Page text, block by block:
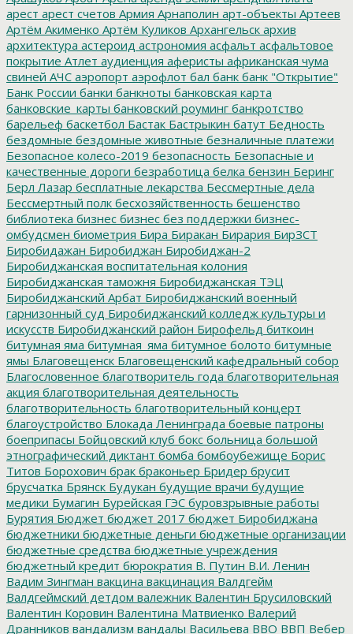
арест арест счетов Армия Арнаполин арт-объекты Артеев
Артём Акименко Артём Куликов Архангельск архив
архитектура астероид астрономия асфальт асфальтовое
покрытие Атлет аудиенция аферисты африканская чума
свиней АЧС аэропорт аэрофлот бал банк банк "Открытие"
Банк России банки банкноты банковская карта
банковские_карты банковский роуминг банкротство
барельеф баскетбол Бастак Бастрыкин батут Бедность
бездомные бездомные животные безналичные платежи
Безопасное колесо-2019 безопасность Безопасные и
качественные дороги безработица белка бензин Беринг
Берл Лазар бесплатные лекарства Бессмертные дела
Бессмертный полк бесхозяйственность бешенство
библиотека бизнес бизнес без поддержки бизнес-
омбудсмен биометрия Бира Биракан Бирария БирЗСТ
Биробидажан Биробиджан Биробиджан-2
Биробиджанская воспитательная колония
Биробиджанская таможня Биробиджанская ТЭЦ
Биробиджанский Арбат Биробиджанский военный
гарнизонный суд Биробиджанский колледж культуры и
искусств Биробиджанский район Бирофельд биткоин
битумная яма битумная_яма битумное болото битумные
ямы Благовещенск Благовещенский кафедральный собор
Благословенное благотворитель года благотворительная
акция благотворительная деятельность
благотворительность благотворительный концерт
благоустройство Блокада Ленинграда боевые патроны
боеприпасы Бойцовский клуб бокс больница большой
этнографический диктант бомба бомбоубежище Борис
Титов Борохович брак браконьер Бридер брусит
брусчатка Брянск Будукан будущие врачи будущие
медики Бумагин Бурейская ГЭС буровзрывные работы
Бурятия Бюджет бюджет 2017 бюджет Биробиджана
бюджетники бюджетные деньги бюджетные организации
бюджетные средства бюджетные учреждения
бюджетный кредит бюрократия В. Путин В.И. Ленин
Вадим Зингман вакцина вакцинация Валдгейм
Валдгеймский детдом валежник Валентин Брусиловский
Валентин Коровин Валентина Матвиенко Валерий
Дранников вандализм вандалы Васильева ВВО ВВП Вебер